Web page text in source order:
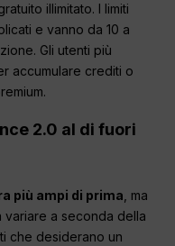
illimitato. I limiti
e vanno da 10 a
Gli utenti più
accumulare crediti o
2.0 al di fuori
più ampi di prima , ma
variare a seconda della
che desiderano un